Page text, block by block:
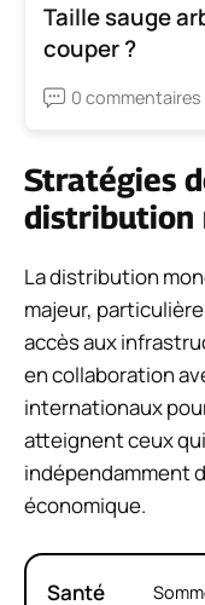
Taille sauge
couper ?
0 commentaires
Stratégies
distribution
La distribution
majeur,
accès aux
en collaboration
internationaux
atteignent ceux
indépendamment
économique.
Santé